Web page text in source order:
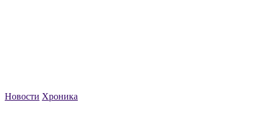
Новости Хроника